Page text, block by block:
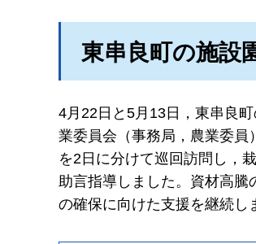
東串良町の施設
4月22日と5月13日，東串良
業委員会（事務局，農業委員
を2日に分けて巡回訪問し，
助言指導しました。資材高
の確保に向けた支援を継続し